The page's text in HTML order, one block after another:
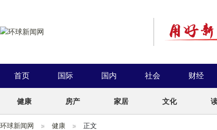
首页 国际 国内 社会 财经
健康 房产 家居 文化
环球新闻网 健康 正文